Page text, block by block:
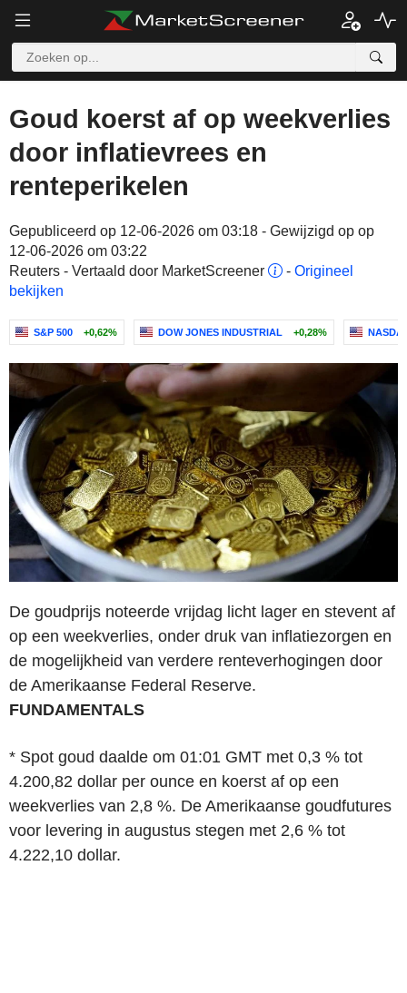
Goud koerst af op weekverlies
door inflatievrees en
renteperikelen
Gepubliceerd op 12-06-2026 om 03:18 - Gewijzigd op op
12-06-2026 om 03:22
Reuters - Vertaald door MarketScreener
- Origineel
bekijken
S&P 500 +0,62% DOW JONES INDUSTRIAL +0,28%
De goudprijs noteerde vrijdag licht lager en stevent af
op een weekverlies, onder druk van inflatiezorgen en
de mogelijkheid van verdere renteverhogingen door
de Amerikaanse Federal Reserve.
FUNDAMENTALS
* Spot goud daalde om 01:01 GMT met 0,3 % tot
4.200,82 dollar per ounce en koerst af op een
weekverlies van 2,8 %. De Amerikaanse goudfutures
voor levering in augustus stegen met 2,6 % tot
4.222,10 dollar.